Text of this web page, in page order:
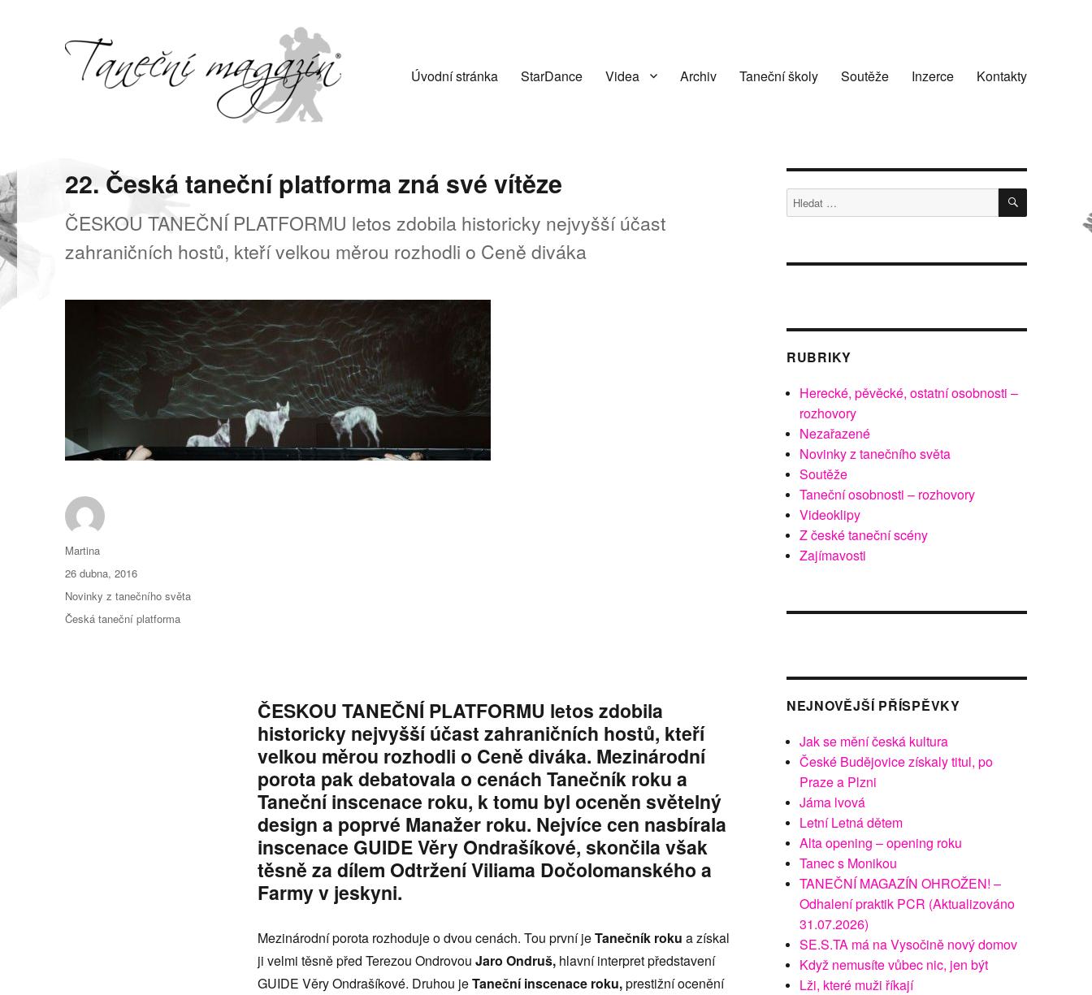
Úvodní stránka StarDance Videa Archiv Taneční školy Soutěže Inzerce Kontakty
22. Česká taneční platforma zná své vítěze
ČESKOU TANEČNÍ PLATFORMU letos zdobila historicky nejvyšší účast
zahraničních hostů, kteří velkou měrou rozhodli o Ceně diváka
ČESKOU TANEČNÍ PLATFORMU letos zdobila
historicky nejvyšší účast zahraničních hostů, kteří
velkou měrou rozhodli o Ceně diváka. Mezinárodní
porota pak debatovala o cenách Tanečník roku a
Taneční inscenace roku, k tomu byl oceněn světelný
design a poprvé Manažer roku. Nejvíce cen nasbírala
inscenace GUIDE Věry Ondrašíkové, skončila však
těsně za dílem Odtržení Viliama Dočolomanského a
Farmy v jeskyni.
Mezinárodní porota rozhoduje o dvou cenách. Tou první jeTanečník roku a získal
ji velmi těsně před Terezou Ondrovou Jaro Ondruš,hlavní interpret představení
GUIDE Věry Ondrašíkové. Druhou jeTaneční inscenace roku,prestižní ocenění
Autor:
Martina
Publikováno:
26 dubna, 2016
Rubriky:
Novinky z tanečního světa
Štítky:
Česká taneční platforma
Hledat: HLEDÁNÍ
RUBRIKY
Herecké, pěvěcké, ostatní osobnosti –
rozhovory
Nezařazené
Novinky z tanečního světa
Soutěže
Taneční osobnosti – rozhovory
Videoklipy
Z české taneční scény
Zajímavosti
NEJNOVĚJŠÍ PŘÍSPĚVKY
Jak se mění česká kultura
České Budějovice získaly titul, po
Praze a Plzni
Jáma lvová
Letní Letná dětem
Alta opening – opening roku
Tanec s Monikou
TANEČNÍ MAGAZÍN OHROŽEN! –
Odhalení praktik PCR (Aktualizováno
31.07.2026)
SE.S.TA má na Vysočině nový domov
Když nemusíte vůbec nic, jen být
Lži, které muži říkají